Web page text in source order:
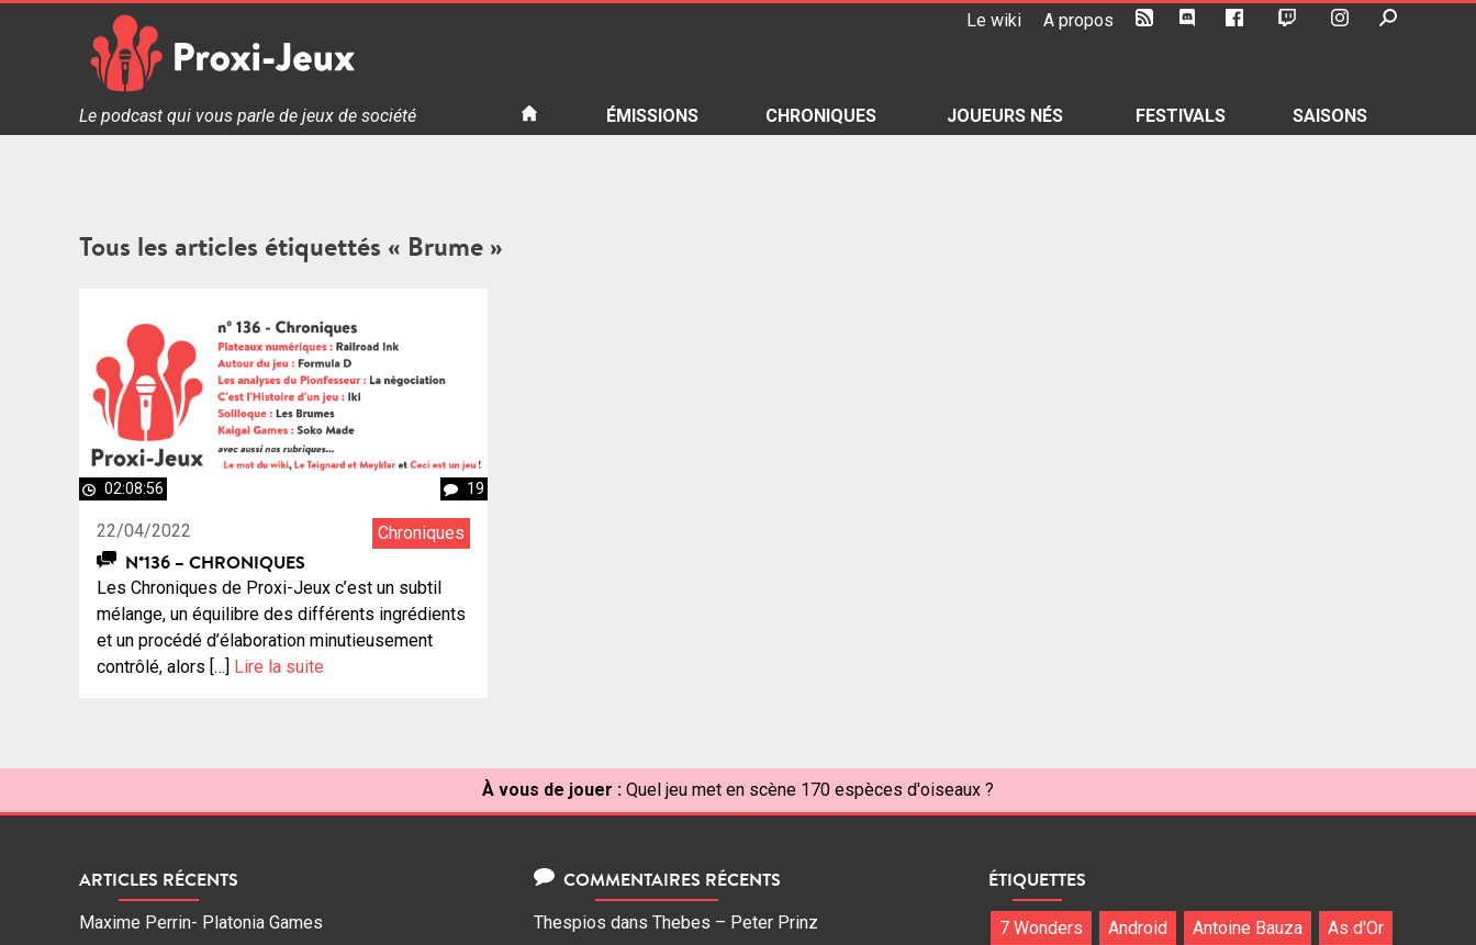
Le wiki A propos
Proxi Jeux - Le podcast qui vous parle de jeux de société
Le podcast qui vous parle de jeux de société ÉMISSIONS CHRONIQUES JOUEURS NÉS FESTIVALS SAISONS
Tous les articles étiquettés « Brume »
02:08:56 19
22/04/2022 Chroniques
N°136 – CHRONIQUES
Les Chroniques de Proxi-Jeux c’est un subtil
mélange, un équilibre des différents ingrédients
et un procédé d’élaboration minutieusement
contrôlé, alors […]
Lire la suite
À vous de jouer : Quel jeu met en scène 170 espèces d'oiseaux ?
ARTICLES RÉCENTS
Maxime Perrin- Platonia Games
COMMENTAIRES RÉCENTS
Thespios dans Thebes – Peter Prinz
ÉTIQUETTES
7 Wonders Android Antoine Bauza
As d'Or